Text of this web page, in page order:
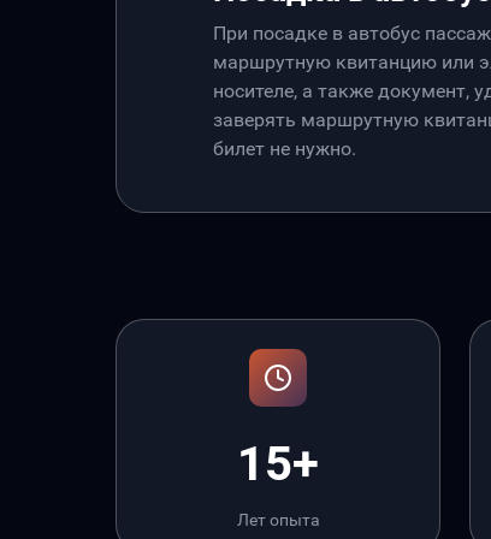
При посадке в автобус
маршрутную квитанцию или
носителе, а также документ,
заверять маршрутную
билет не нужно.
15+
Лет опыта